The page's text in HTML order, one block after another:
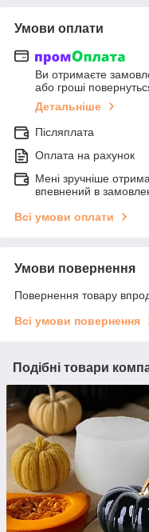
Умови оплати
Ви отримаєте
або гроші
Детальніше
Післяплата
Оплата на рахунок
Мені зручніше
впевнений в
Всі умови оплати
Умови повернення
Повернення товару
Всі умови повернення
Подібні товари